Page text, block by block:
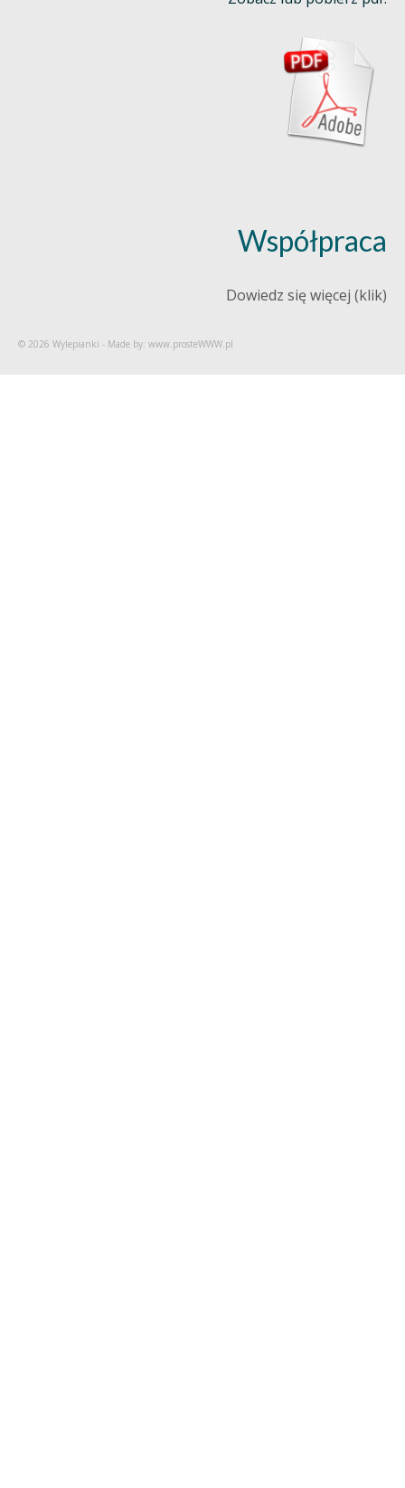
Współpraca
Dowiedz się więcej (klik)
© 2026 Wylepianki - Made by: www.prosteWWW.pl